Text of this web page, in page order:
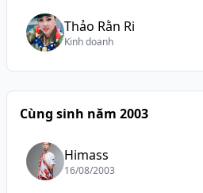
Thảo Rằn Ri
Kinh doanh
Cùng sinh năm 2003
Himass
16/08/2003